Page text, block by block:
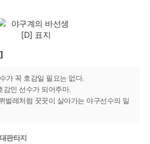
가 꼭 호감일 필요는 없다.
감인 선수가 되어주마.
벌레처럼 꿋꿋이 살아가는 야구선수의 일
판타지